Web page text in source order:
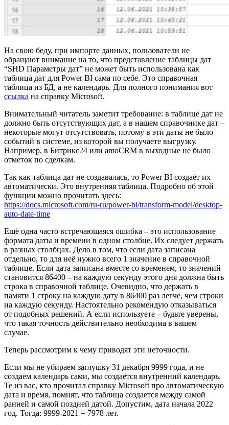
На свою беду, при импорте данных, пользователи не
обращают внимание на то, что представление таблицы дат
“SHD Параметры дат” не может быть использована как
таблица дат для Power BI сама по себе. Это справочная
таблица из БД, а не календарь. Для полного понимания вот
ссылка на справку Microsoft.
Внимательный читатель заметит требование: в таблице дат не
должно быть отсутствующих дат, а в нашем справочнике дат –
некоторые могут отсутствовать, потому в эти даты не было
событий в системе, из которой вы получаете выгрузку.
Например, в Битрикс24 или amoCRM в выходные не было
отметок по сделкам.
Так как таблица дат не создавалась, то Power BI создаёт их
автоматически. Это внутренняя таблица. Подробно об этой
функции можно прочитать здесь:
https://docs.microsoft.com/ru-ru/power-bi/transform-model/desktop-
auto-date-time
Ещё одна часто встречающаяся ошибка – это использование
формата даты и времени в одном столбце. Их следует держать
в разных столбцах. Дело в том, что если дата записана
отдельно, то для неё нужно всего 1 значение в справочной
таблице. Если дата записана вместе со временем, то значений
становится 86400 – на каждую секунду этого дня должна быть
строка в справочной таблице. Очевидно, что держать в
памяти 1 строку на каждую дату в 86400 раз легче, чем строки
на каждую секунду. Настоятельно рекомендую отказываться
от подобных решений. А если используете – будьте уверены,
что такая точность действительно необходима в вашем
случае.
Теперь рассмотрим к чему приводят эти неточности.
Если мы не убираем заглушку 31 декабря 9999 года, и не
создаем календарь сами, мы создаётся внутренний календарь.
Те из вас, кто прочитал справку Microsoft про автоматическую
дата и время, помнят, что таблица создается между самой
ранней и самой поздней датой. Допустим, дата начала 2022
год. Тогда: 9999-2021 = 7978 лет.